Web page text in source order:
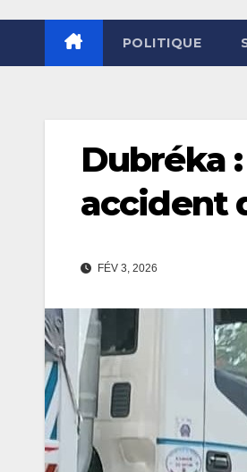
POLITIQUE
Dubréka
accident
FÉV 3, 2026